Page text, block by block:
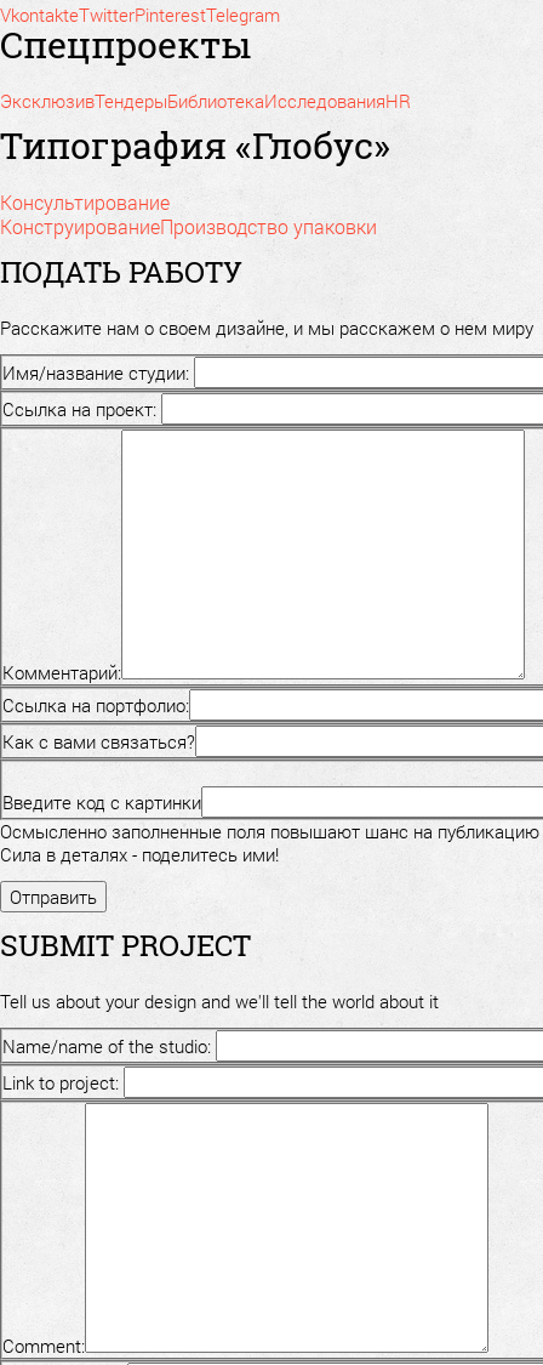
VkontakteTwitterPinterestTelegram
Спецпроекты
ЭксклюзивТендерыБиблиотекаИсследованияHR
Типография «Глобус»
Консультирование
КонструированиеПроизводство упаковки
ПОДАТЬ РАБОТУ
Расскажите нам о своем дизайне, и мы расскажем о нем миру
Имя/название студии:
Ссылка на проект:
Комментарий:
Ссылка на портфолио:
Как с вами связаться?
Введите код с картинки
Осмысленно заполненные поля повышают шанс на публикацию
Сила в деталях - поделитесь ими!
SUBMIT PROJECT
Tell us about your design and we'll tell the world about it
Name/name of the studio:
Link to project:
Comment: